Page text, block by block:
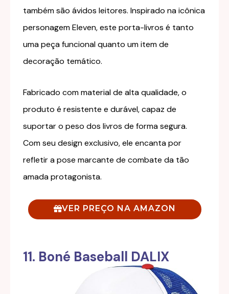
também são ávidos leitores. Inspirado na icônica
personagem Eleven, este porta-livros é tanto
uma peça funcional quanto um item de
decoração temático.
Fabricado com material de alta qualidade, o
produto é resistente e durável, capaz de
suportar o peso dos livros de forma segura.
Com seu design exclusivo, ele encanta por
refletir a pose marcante de combate da tão
amada protagonista.
VER PREÇO NA AMAZON
11. Boné Baseball DALIX